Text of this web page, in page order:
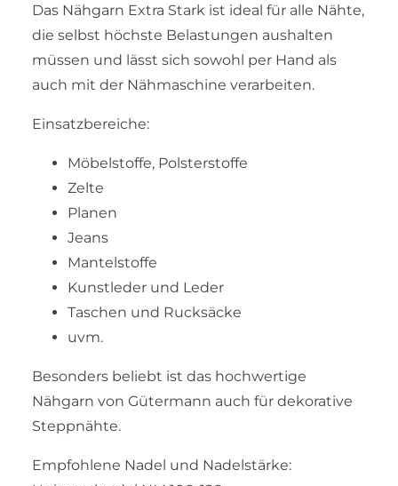
Das Nähgarn Extra Stark ist ideal für alle Nähte,
die selbst höchste Belastungen aushalten
müssen und lässt sich sowohl per Hand als
auch mit der Nähmaschine verarbeiten.
Einsatzbereiche:
Möbelstoffe, Polsterstoffe
Zelte
Planen
Jeans
Mantelstoffe
Kunstleder und Leder
Taschen und Rucksäcke
uvm.
Besonders beliebt ist das hochwertige
Nähgarn von Gütermann auch für dekorative
Steppnähte.
Empfohlene Nadel und Nadelstärke: